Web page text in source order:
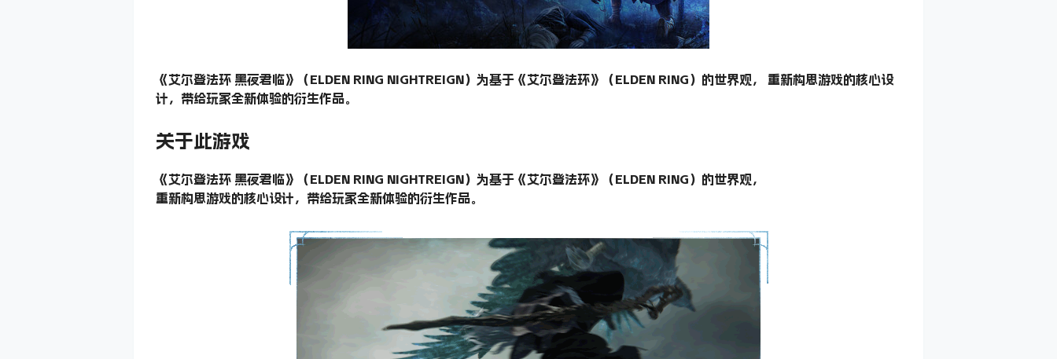
《艾尔登法环 黑夜君临》（ELDEN RING NIGHTREIGN）为基于《艾尔登法环》（ELDEN RING）的世界观， 重新构思游戏的核心设
计，带给玩家全新体验的衍生作品。
关于此游戏
《艾尔登法环 黑夜君临》（ELDEN RING NIGHTREIGN）为基于《艾尔登法环》（ELDEN RING）的世界观，
重新构思游戏的核心设计，带给玩家全新体验的衍生作品。